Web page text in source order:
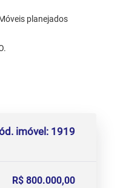
planejados
imóvel: 1919
R$ 800.000,00